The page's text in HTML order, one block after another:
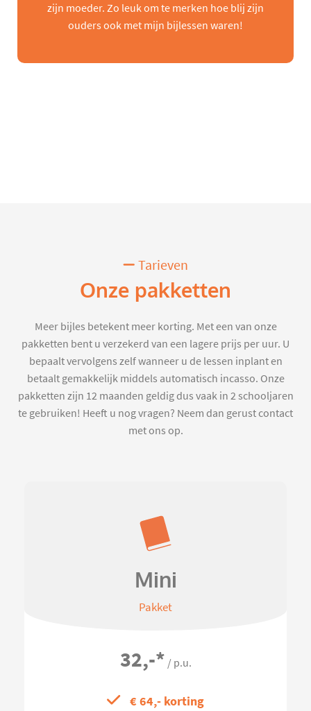
zijn moeder. Zo leuk om te merken hoe blij zijn
ouders ook met mijn bijlessen waren!
Tarieven
Onze pakketten
Meer bijles betekent meer korting. Met een van onze
pakketten bent u verzekerd van een lagere prijs per uur. U
bepaalt vervolgens zelf wanneer u de lessen inplant en
betaalt gemakkelijk middels automatisch incasso. Onze
pakketten zijn 12 maanden geldig dus vaak in 2 schooljaren
te gebruiken! Heeft u nog vragen? Neem dan gerust contact
met ons op.
Mini
Pakket
32,-* / p.u.
€ 64,- korting